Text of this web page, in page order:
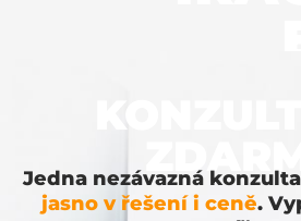
Jedna nezávazná
jasno v řešení i ceně.